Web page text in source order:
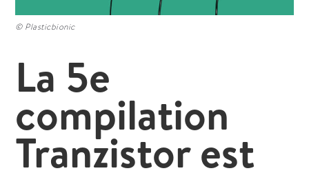
© Plasticbionic
La 5e
compilation
Tranzistor est